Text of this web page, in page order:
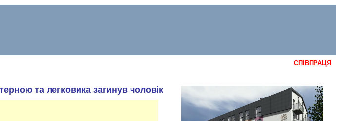
СПІВПРАЦЯ
та легковика загинув чоловік